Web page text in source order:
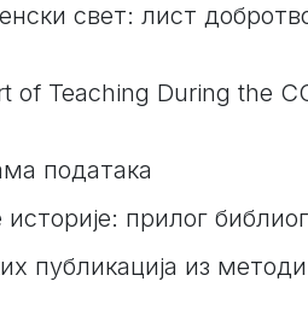
свет: лист
of Teaching During the
података
прилог
публикација из